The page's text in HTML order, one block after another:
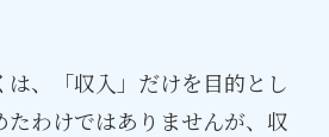
、「収入」だけを目的とし
わけではありませんが、収